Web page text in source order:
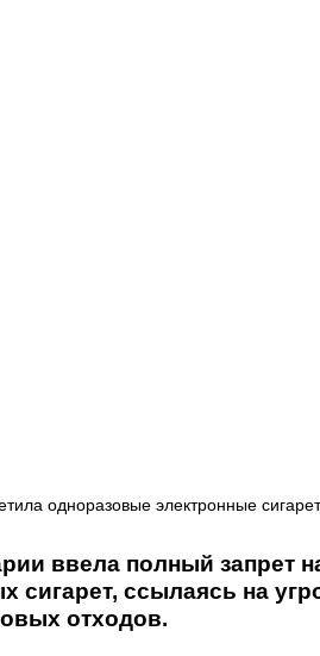
одноразовые электронные
ввела полный запрет
сигарет, ссылаясь на
отходов.